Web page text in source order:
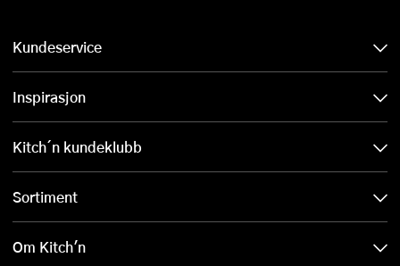
Kundeservice
Inspirasjon
Kitch´n kundeklubb
Sortiment
Om Kitch'n